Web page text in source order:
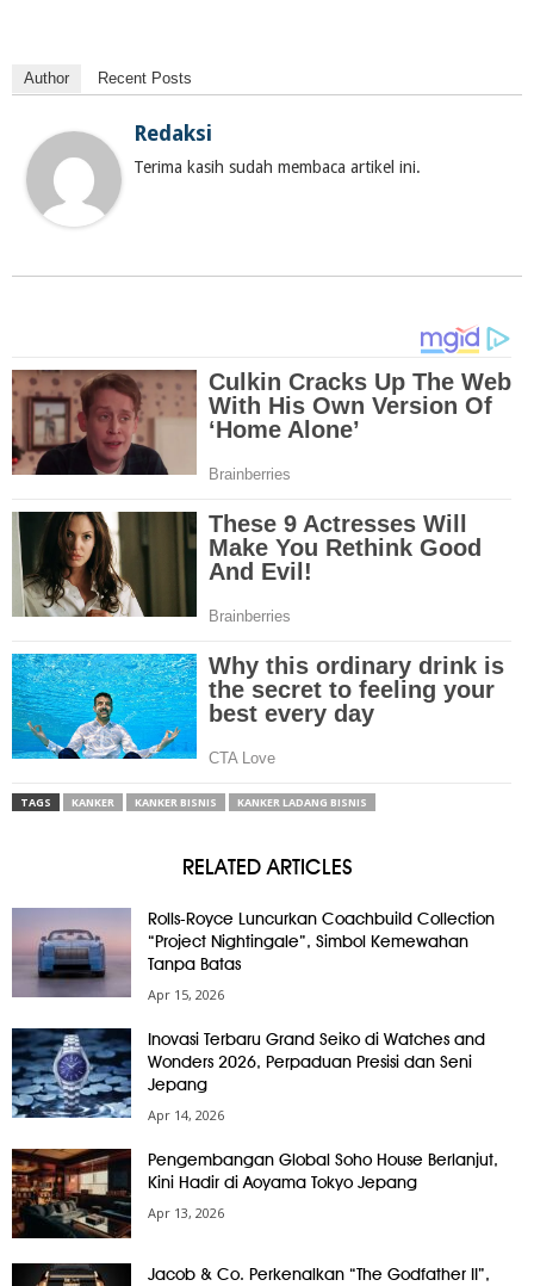
Author Recent Posts
Redaksi
Terima kasih sudah membaca artikel ini.
TAGS KANKER KANKER BISNIS KANKER LADANG BISNIS
RELATED ARTICLES
Rolls-Royce Luncurkan Coachbuild Collection
“Project Nightingale”, Simbol Kemewahan
Tanpa Batas
Apr 15, 2026
Inovasi Terbaru Grand Seiko di Watches and
Wonders 2026, Perpaduan Presisi dan Seni
Jepang
Apr 14, 2026
Pengembangan Global Soho House Berlanjut,
Kini Hadir di Aoyama Tokyo Jepang
Apr 13, 2026
Jacob & Co. Perkenalkan “The Godfather II”,